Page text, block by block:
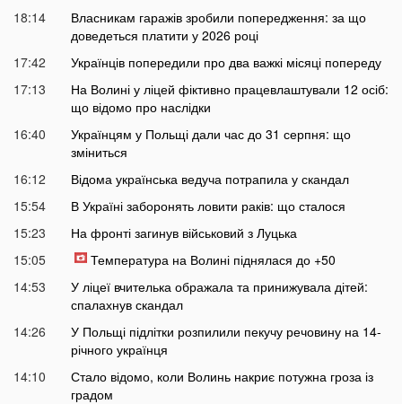
18:14
Власникам гаражів зробили попередження: за що
доведеться платити у 2026 році
17:42
Українців попередили про два важкі місяці попереду
17:13
На Волині у ліцей фіктивно працевлаштували 12 осіб:
що відомо про наслідки
16:40
Українцям у Польщі дали час до 31 серпня: що
зміниться
16:12
Відома українська ведуча потрапила у скандал
15:54
В Україні заборонять ловити раків: що сталося
15:23
На фронті загинув військовий з Луцька
15:05
Температура на Волині піднялася до +50
14:53
У ліцеї вчителька ображала та принижувала дітей:
спалахнув скандал
14:26
У Польщі підлітки розпилили пекучу речовину на 14-
річного українця
14:10
Стало відомо, коли Волинь накриє потужна гроза із
градом